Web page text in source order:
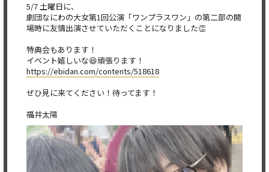
5/7 土曜日に、
劇団なにわの大女第1回公演「ワンプラスワン」の第二部の開
場時に友情出演させていただくことになりました👏
特典会もあります！
イベント嬉しいな😆頑張ります！
https://ebidan.com/contents/518618
ぜひ見に来てください！待ってます！
福井太陽